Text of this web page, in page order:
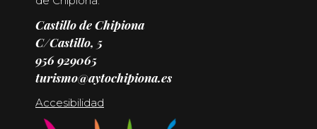
Castillo de Chipiona
C/Castillo, 5
956 929065
turismo@aytochipiona.es
Accesibilidad